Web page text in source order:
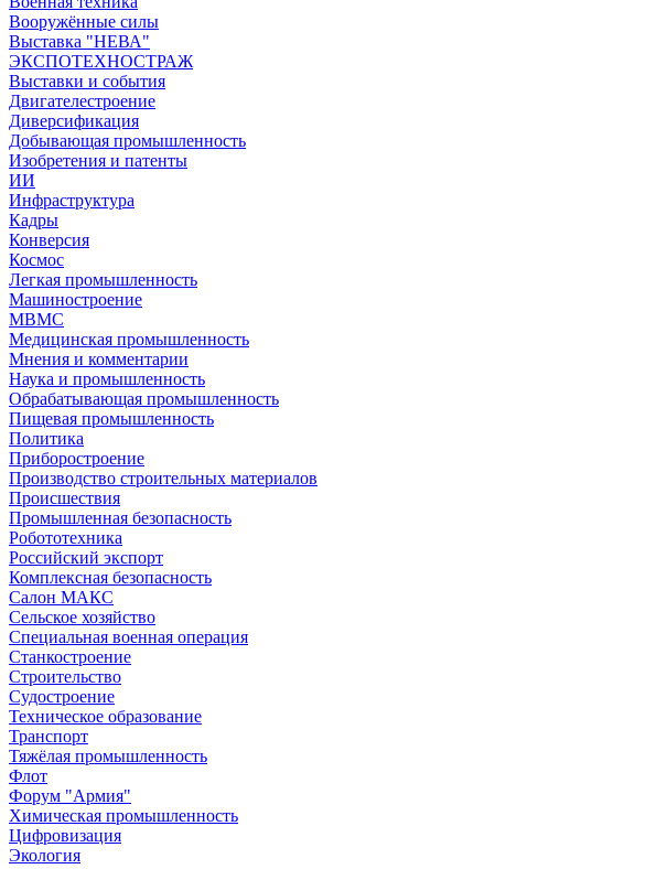
Вооружённые силы
Выставка "НЕВА"
ЭКСПОТЕХНОСТРАЖ
Выставки и события
Двигателестроение
Диверсификация
Добывающая промышленность
Изобретения и патенты
ИИ
Инфраструктура
Кадры
Конверсия
Космос
Легкая промышленность
Машиностроение
МВМС
Медицинская промышленность
Мнения и комментарии
Наука и промышленность
Обрабатывающая промышленность
Пищевая промышленность
Политика
Приборостроение
Производство строительных материалов
Происшествия
Промышленная безопасность
Робототехника
Российский экспорт
Комплексная безопасность
Салон МАКС
Сельское хозяйство
Специальная военная операция
Станкостроение
Строительство
Судостроение
Техническое образование
Транспорт
Тяжёлая промышленность
Флот
Форум "Армия"
Химическая промышленность
Цифровизация
Экология